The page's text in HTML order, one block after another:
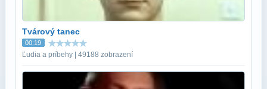
Tvárový tanec
00:19
Ľudia a príbehy | 49188 zobrazení